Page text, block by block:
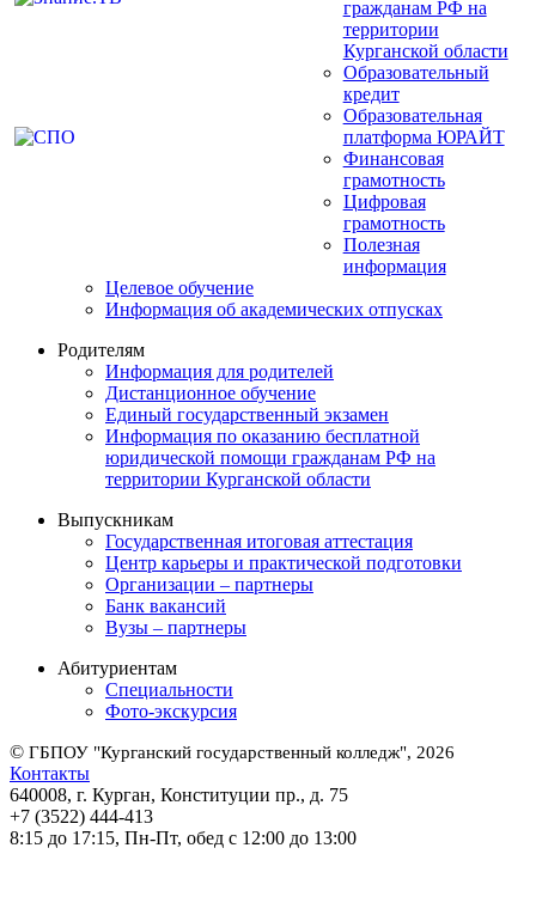
гражданам РФ на
территории
Курганской области
Образовательный
кредит
Образовательная
платформа ЮРАЙТ
Финансовая
грамотность
Цифровая
грамотность
Полезная
информация
Целевое обучение
Информация об академических отпусках
Родителям
Информация для родителей
Дистанционное обучение
Единый государственный экзамен
Информация по оказанию бесплатной
юридической помощи гражданам РФ на
территории Курганской области
Выпускникам
Государственная итоговая аттестация
Центр карьеры и практической подготовки
Организации – партнеры
Банк вакансий
Вузы – партнеры
Абитуриентам
Специальности
Фото-экскурсия
© ГБПОУ "Курганский государственный колледж", 2026
Контакты
640008, г. Курган, Конституции пр., д. 75
+7 (3522) 444-413
8:15 до 17:15, Пн-Пт, обед с 12:00 до 13:00